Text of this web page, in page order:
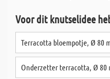
Voor dit knutselidee
Terracotta bloempotje, Ø 80
Onderzetter terracotta, Ø 80